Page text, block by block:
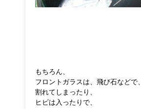
もちろん、
フロントガラスは、飛び石などで、
割れてしまったり、
ヒビは入ったりで、